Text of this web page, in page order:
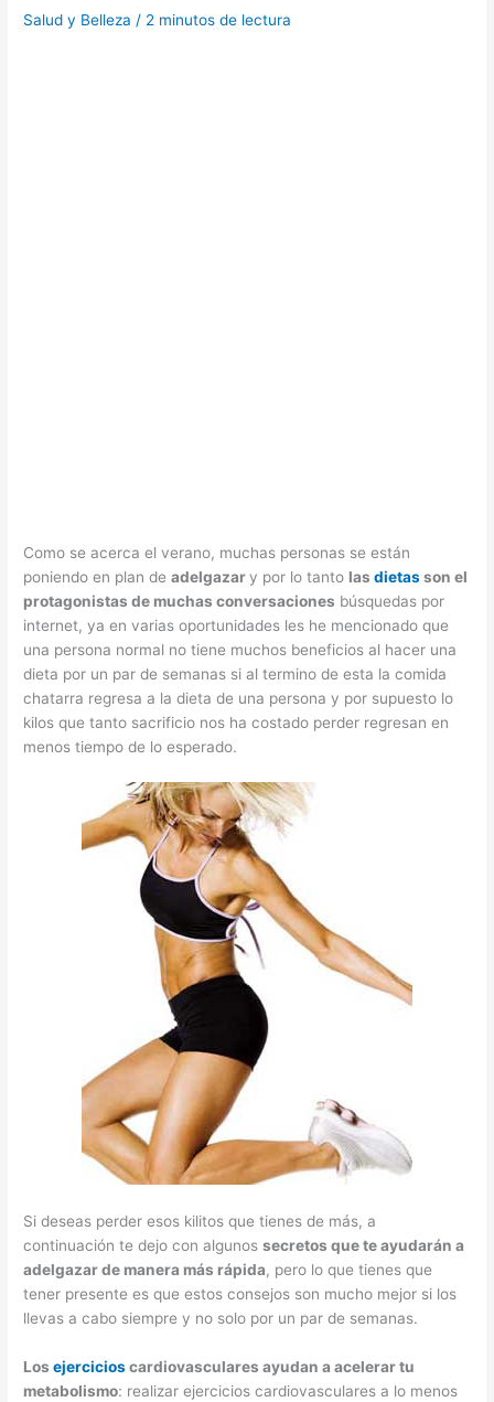
Salud y Belleza / 2 minutos de lectura
Como se acerca el verano, muchas personas se están
poniendo en plan deadelgazary por lo tanto lasdietasson el
protagonistas de muchas conversaciones búsquedas por
internet, ya en varias oportunidades les he mencionado que
una persona normal no tiene muchos beneficios al hacer una
dieta por un par de semanas si al termino de esta la comida
chatarra regresa a la dieta de una persona y por supuesto lo
kilos que tanto sacrificio nos ha costado perder regresan en
menos tiempo de lo esperado.
Si deseas perder esos kilitos que tienes de más, a
continuación te dejo con algunossecretos que te ayudarán a
adelgazar de manera más rápida, pero lo que tienes que
tener presente es que estos consejos son mucho mejor si los
llevas a cabo siempre y no solo por un par de semanas.
Losejercicioscardiovasculares ayudan a acelerar tu
metabolismo: realizar ejercicios cardiovasculares a lo menos